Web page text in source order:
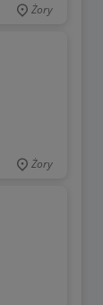
Żory
Żory